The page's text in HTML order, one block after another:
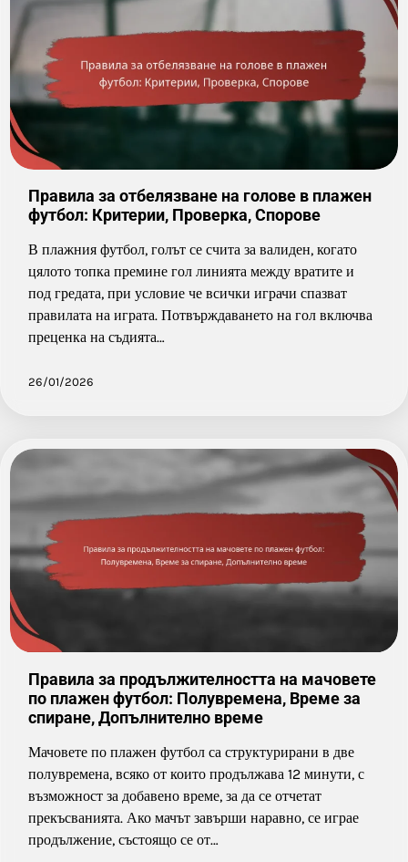
Правила за отбелязване на голове в плажен
футбол: Критерии, Проверка, Спорове
В плажния футбол, голът се счита за валиден, когато
цялото топка премине гол линията между вратите и
под гредата, при условие че всички играчи спазват
правилата на играта. Потвърждаването на гол включва
преценка на съдията…
26/01/2026
Правила за продължителността на мачовете
по плажен футбол: Полувремена, Време за
спиране, Допълнително време
Мачовете по плажен футбол са структурирани в две
полувремена, всяко от които продължава 12 минути, с
възможност за добавено време, за да се отчетат
прекъсванията. Ако мачът завърши наравно, се играе
продължение, състоящо се от…